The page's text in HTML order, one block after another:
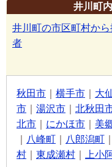
井川町
井川町の市区町村から
者
秋田市 横手市 大
市
湯沢市 北秋田
北市
にかほ市 美
八峰町 八郎潟町
村
東成瀬村 上小